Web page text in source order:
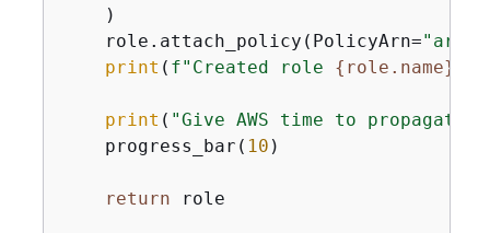
    )
    role.attach_policy(PolicyArn=
print ( f"Created role { role.name}
print ( "Give AWS time to propagate
    progress_bar(
10 )
return role